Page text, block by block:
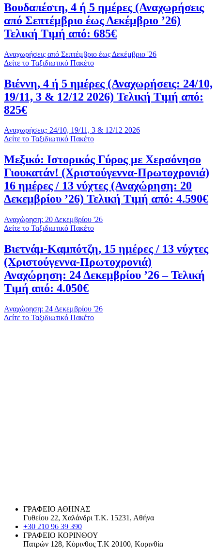
Βουδαπέστη, 4 ή 5 ημέρες (Αναχωρήσεις
από Σεπτέμβριο έως Δεκέμβριο ’26)
Τελική Τιμή από: 685€
Αναχωρήσεις από Σεπτέμβριο έως Δεκέμβριο '26
Δείτε το Ταξιδιωτικό Πακέτο
Βιέννη, 4 ή 5 ημέρες (Αναχωρήσεις: 24/10,
19/11, 3 & 12/12 2026) Τελική Τιμή από:
825€
Αναχωρήσεις: 24/10, 19/11, 3 & 12/12 2026
Δείτε το Ταξιδιωτικό Πακέτο
Μεξικό: Ιστορικός Γύρος με Χερσόνησο
Γιουκατάν! (Χριστούγεννα-Πρωτοχρονιά)
16 ημέρες / 13 νύχτες (Αναχώρηση: 20
Δεκεμβρίου ’26) Τελική Τιμή από: 4.590€
Αναχώρηση: 20 Δεκεμβρίου '26
Δείτε το Ταξιδιωτικό Πακέτο
Βιετνάμ-Καμπότζη, 15 ημέρες / 13 νύχτες
(Χριστούγεννα-Πρωτοχρονιά)
Αναχώρηση: 24 Δεκεμβρίου ’26 – Τελική
Τιμή από: 4.050€
Αναχώρηση: 24 Δεκεμβρίου '26
Δείτε το Ταξιδιωτικό Πακέτο
ΓΡΑΦΕΙΟ ΑΘΗΝΑΣ
Γυθείου 22, Χαλάνδρι Τ.Κ. 15231, Αθήνα
+30 210 96 39 390
ΓΡΑΦΕΙΟ ΚΟΡΙΝΘΟΥ
Πατρών 128, Κόρινθος Τ.Κ 20100, Κορινθία